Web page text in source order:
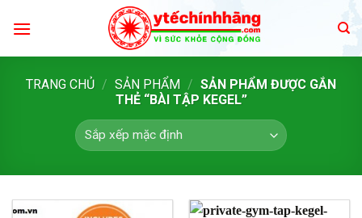
TRANG CHỦ / SẢN PHẨM / SẢN PHẨM ĐƯỢC GẮN
THẺ “BÀI TẬP KEGEL”